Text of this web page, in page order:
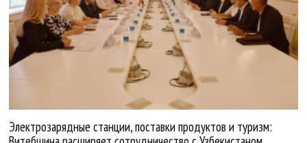
Электрозарядные станции, поставки продуктов и туризм: